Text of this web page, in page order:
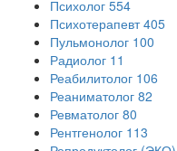
Психолог 554
Психотерапевт 405
Пульмонолог 100
Радиолог 11
Реабилитолог 106
Реаниматолог 82
Ревматолог 80
Рентгенолог 113